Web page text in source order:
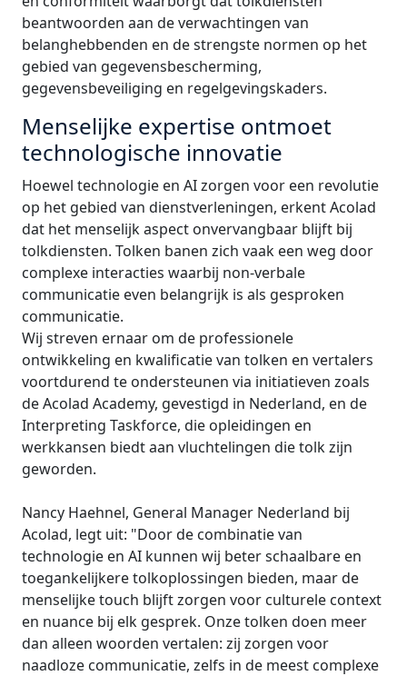
beantwoorden aan de verwachtingen van
belanghebbenden en de strengste normen op het
gebied van gegevensbescherming,
gegevensbeveiliging en regelgevingskaders.
Menselijke expertise ontmoet
technologische innovatie
Hoewel technologie en AI zorgen voor een revolutie
op het gebied van dienstverleningen, erkent Acolad
dat het menselijk aspect onvervangbaar blijft bij
tolkdiensten. Tolken banen zich vaak een weg door
complexe interacties waarbij non-verbale
communicatie even belangrijk is als gesproken
communicatie.
Wij streven ernaar om de professionele
ontwikkeling en kwalificatie van tolken en vertalers
voortdurend te ondersteunen via initiatieven zoals
de Acolad Academy, gevestigd in Nederland, en de
Interpreting Taskforce, die opleidingen en
werkkansen biedt aan vluchtelingen die tolk zijn
geworden.
Nancy Haehnel, General Manager Nederland bij
Acolad, legt uit: "Door de combinatie van
technologie en AI kunnen wij beter schaalbare en
toegankelijkere tolkoplossingen bieden, maar de
menselijke touch blijft zorgen voor culturele context
en nuance bij elk gesprek. Onze tolken doen meer
dan alleen woorden vertalen: zij zorgen voor
naadloze communicatie, zelfs in de meest complexe